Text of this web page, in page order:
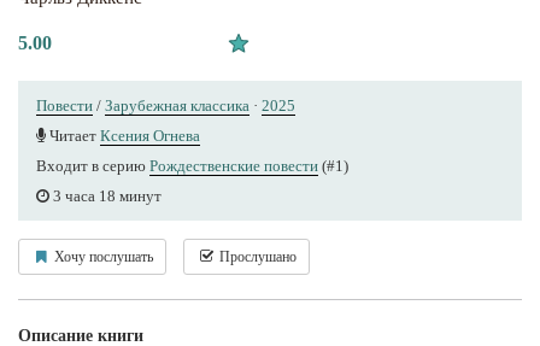
5.00
Повести / Зарубежная классика · 2025
Читает Ксения Огнева
Входит в серию Рождественские повести (#1)
3 часа 18 минут
Хочу послушать Прослушано
Описание книги